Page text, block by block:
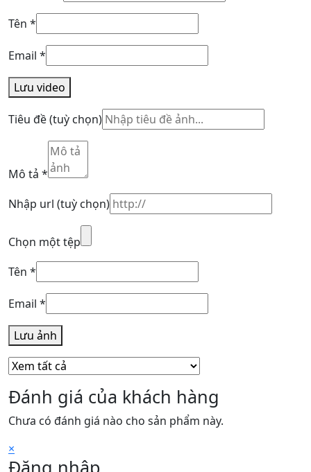
Tên *
Email *
Lưu video
Tiêu đề(tuỳ chọn)
Mô tả *
Nhập url (tuỳ chọn)
Chọn một tệp
Tên *
Email *
Lưu ảnh
Đánh giá của khách hàng
Chưa có đánh giá nào cho sản phẩm này.
×
Đăng nhập